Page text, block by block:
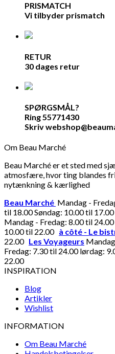
PRISMATCH
Vi tilbyder prismatch
RETUR
30 dages retur
SPØRGSMÅL?
Ring 55771430
Skriv
Om Beau Marché
Beau Marché er et sted med
atmosfære, hvor ting blandes
nytænkning & kærlighed
Beau Marché Mandag -
til 18.00 Søndag: 10.00 til 17.00
Mandag - Fredag: 8.00 til
10.00 til 22.00 à côté - Le
22.00 Les Voyageurs
Fredag: 7.30 til 24.00 lørdag:
22.00
INSPIRATION
Blog
Artikler
Wishlist
INFORMATION
Om Beau Marché